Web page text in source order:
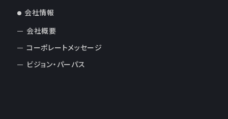
会社情報
会社概要
コーポレートメッセージ
ビジョン・パーパス